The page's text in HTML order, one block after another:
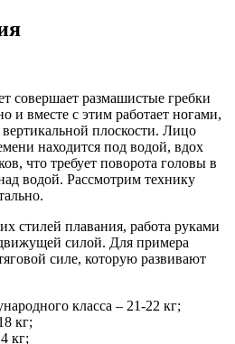
совершает размашистые гребки
и вместе с этим работает ногами,
плоскости. Лицо
находится под водой, вдох
что требует поворота головы в
водой. Рассмотрим технику
стилей плавания, работа руками
силой. Для примера
силе, которую развивают
класса – 21-22 кг;
кг;
кг;